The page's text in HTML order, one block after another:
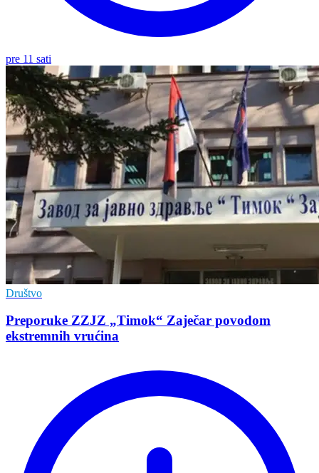
pre 11 sati
Društvo
Preporuke ZZJZ „Timok“ Zaječar povodom
ekstremnih vrućina